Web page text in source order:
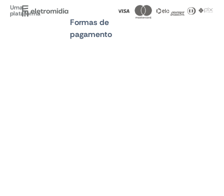
Uma
plataforma
Formas de
pagamento